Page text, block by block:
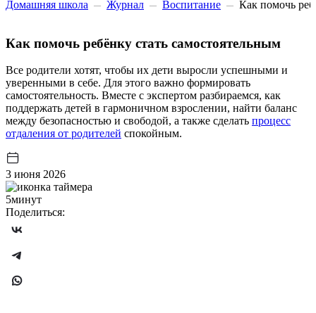
Домашняя школа
Журнал Воспитание Как помочь
Как помочь ребёнку стать самостоятельным
Все родители хотят, чтобы их дети выросли успешными и
уверенными в себе. Для этого важно формировать
самостоятельность. Вместе с экспертом разбираемся, как
поддержать детей в гармоничном взрослении, найти баланс
между безопасностью и свободой, а также сделать процесс
отдаления от родителей спокойным.
3 июня 2026
5минут
Поделиться: